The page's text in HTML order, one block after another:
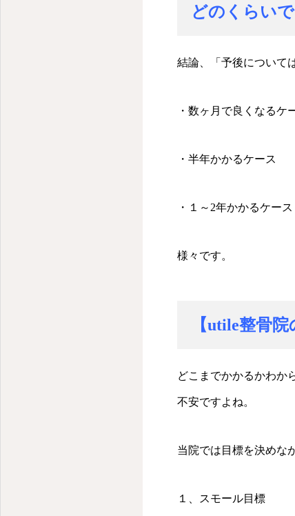
どのくらい
結論、「予後について
・数ヶ月で良くなるケ
・半年かかるケース
・１～2年かかるケース
様々です。
【utile整骨院
どこまでかかるかわか
不安ですよね。
当院では目標を決めな
１、スモール目標